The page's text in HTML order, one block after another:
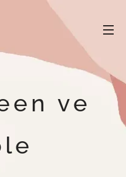
ve